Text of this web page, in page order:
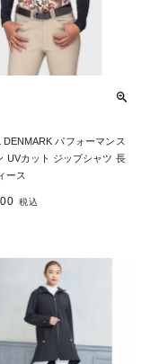
DENMARK パフォーマンス
UVカット ジップシャツ 長
ース
税込